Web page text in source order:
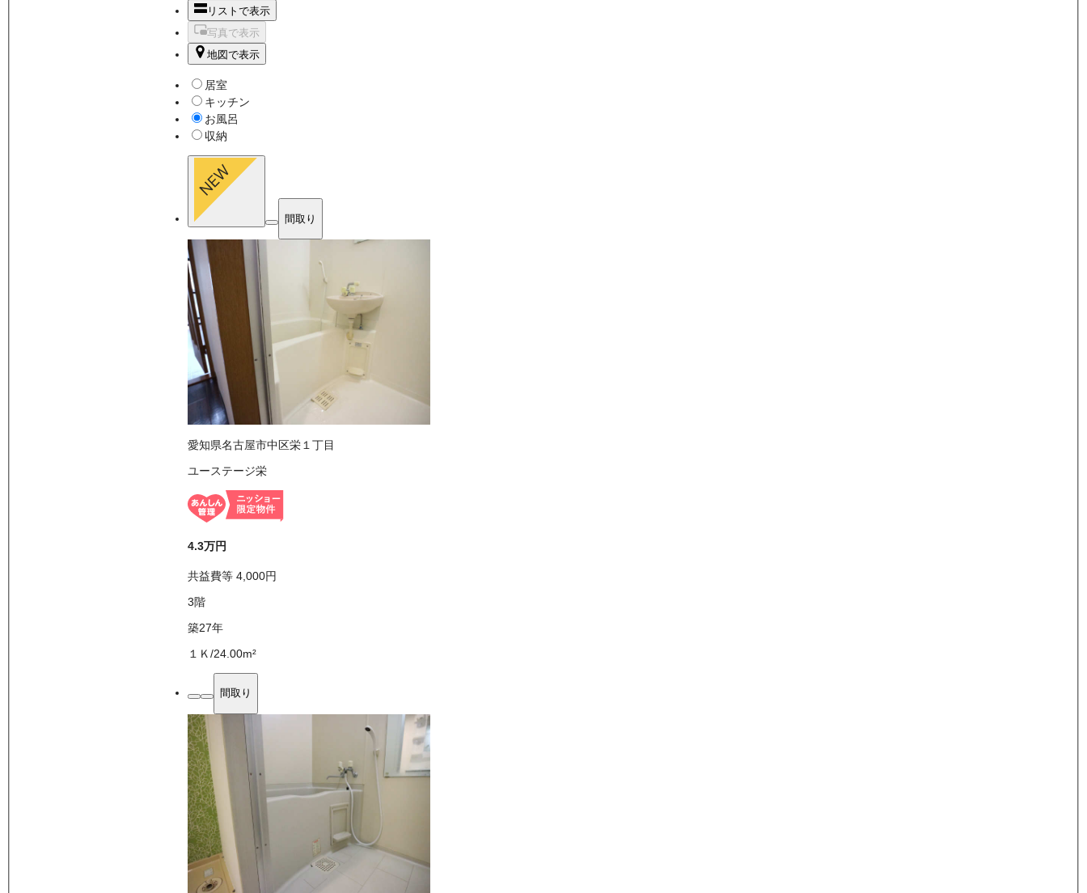
リストで表示
写真で表示
地図で表示
居室
キッチン
お風呂
収納
間取り
愛知県名古屋市中区栄１丁目
ユーステージ栄
4.3万円
共益費等 4,000円
3階
築27年
１Ｋ /24.00m²
間取り